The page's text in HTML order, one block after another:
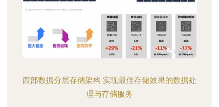
西部数据分层存储架构 实现最佳存储效果的数据处
理与存储服务